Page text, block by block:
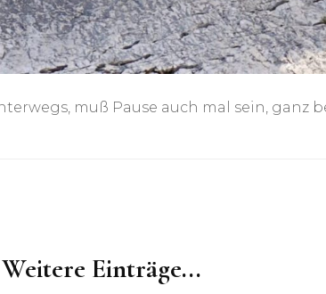
muß Pause auch mal sein, ganz
Weitere Einträge...